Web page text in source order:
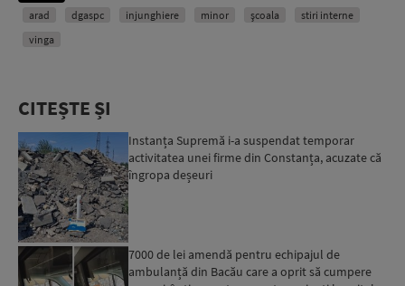
arad dgaspc injunghiere minor școala
stiri interne
vinga
CITEȘTE ȘI
Instanța Supremă i-a suspendat temporar
activitatea unei firme din Constanța, acuzate că
îngropa deșeuri
7000 de lei amendă pentru echipajul de
ambulanță din Bacău care a oprit să cumpere